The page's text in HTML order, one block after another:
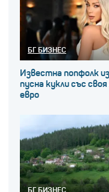
БГ БИЗНЕС
Известна попфолк
пусна кукли със
евро
БГ БИЗНЕС